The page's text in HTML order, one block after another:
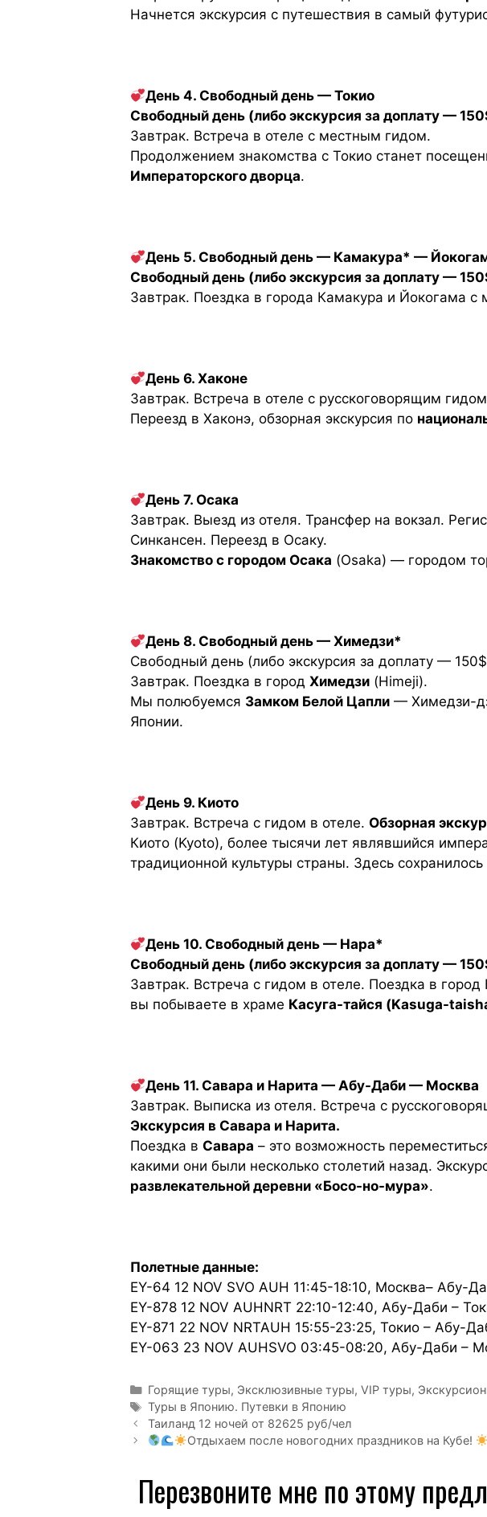
Начнется экскурсия с путешествия в самый
День 4. Свободный день — Токио
Свободный день (либо экскурсия за доплату —
Завтрак. Встреча в отеле с местным гидом.
Продолжением знакомства с Токио станет
Императорского дворца.
День 5. Свободный день — Камакура* —
Свободный день (либо экскурсия за доплату —
Завтрак. Поездка в города Камакура и Йокогама
День 6. Хаконе
Завтрак. Встреча в отеле с русскоговорящим
Переезд в Хаконэ, обзорная экскурсия по
День 7. Осака
Завтрак. Выезд из отеля. Трансфер на вокзал.
Синкансен. Переезд в Осаку.
Знакомство с городом Осака (Osaka) — городом
День 8. Свободный день — Химедзи*
Свободный день (либо экскурсия за доплату —
Завтрак. Поездка в город Химедзи (Himeji).
Мы полюбуемся Замком Белой Цапли — Химедзи-
Японии.
День 9. Киото
Завтрак. Встреча с гидом в отеле. Обзорная
Киото (Kyoto), более тысячи лет являвшийся
традиционной культуры страны. Здесь
День 10. Свободный день — Нара*
Свободный день (либо экскурсия за доплату —
Завтрак. Встреча с гидом в отеле. Поездка в
вы побываете в храме Касуга-тайся (Kasuga-
День 11. Савара и Нарита — Абу-Даби — Москва
Завтрак. Выписка из отеля. Встреча с
Экскурсия в Савара и Нарита.
Поездка в Савара – это возможность
какими они были несколько столетий назад.
развлекательной деревни «Босо-но-мура».
Полетные данные:
EY-64 12 NOV SVO AUH 11:45-18:10, Москва– Абу-
EY-878 12 NOV AUHNRT 22:10-12:40, Абу-Даби –
EY-871 22 NOV NRTAUH 15:55-23:25, Токио – Абу-
EY-063 23 NOV AUHSVO 03:45-08:20, Абу-Даби –
Горящие туры, Эксклюзивные туры, VIP туры,
Туры в Японию. Путевки в Японию
Таиланд 12 ночей от 82625 руб/чел
Отдыхаем после новогодних праздников на Кубе!
Перезвоните мне по этому